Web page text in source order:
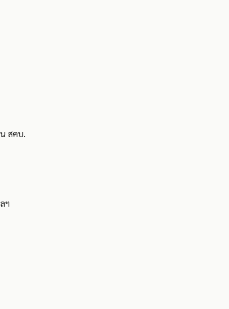
สคบ.
ฯ